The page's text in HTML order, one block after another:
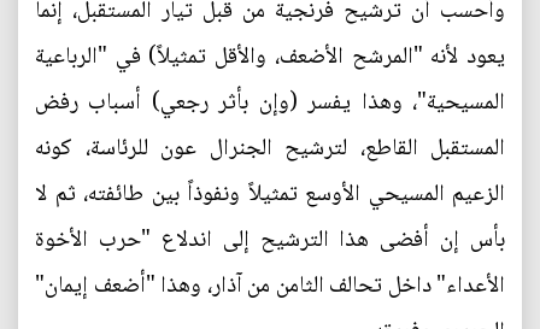
وأحسب أن ترشيح فرنجية من قبل تيار المستقبل، إنما
يعود لأنه "المرشح الأضعف، والأقل تمثيلاً) في "الرباعية
المسيحية"، وهذا يفسر (وإن بأثر رجعي) أسباب رفض
المستقبل القاطع، لترشيح الجنرال عون للرئاسة، كونه
الزعيم المسيحي الأوسع تمثيلاً ونفوذاً بين طائفته، ثم لا
بأس إن أفضى هذا الترشيح إلى اندلاع "حرب الأخوة
الأعداء" داخل تحالف الثامن من آذار، وهذا "أضعف إيمان"